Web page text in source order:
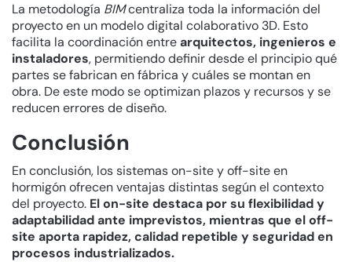
La metodología BIMcentraliza toda la información del
proyecto en un modelo digital colaborativo 3D. Esto
facilita la coordinación entrearquitectos, ingenieros e
instaladores, permitiendo definir desde el principio qué
partes se fabrican en fábrica y cuáles se montan en
obra. De este modo se optimizan plazos y recursos y se
reducen errores de diseño.
Conclusión
En conclusión, los sistemas on-site y off-site en
hormigón ofrecen ventajas distintas según el contexto
del proyecto. El on-site destaca por su flexibilidad y
adaptabilidad ante imprevistos, mientras que el off-
site aporta rapidez, calidad repetible y seguridad en
procesos industrializados.